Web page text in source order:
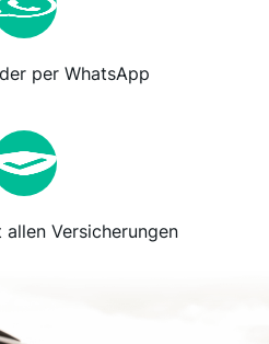
per WhatsApp
Versicherungen